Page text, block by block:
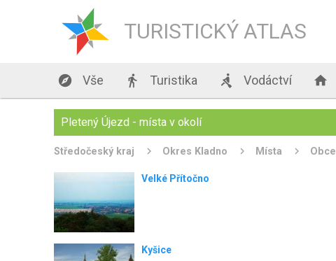
TURISTICKÝ ATLAS
 Vše  Turistika  Vodáctví 
Pletený Újezd - místa v okolí
Středočeský kraj Okres Kladno Místa Obce
Velké Přítočno
Kyšice